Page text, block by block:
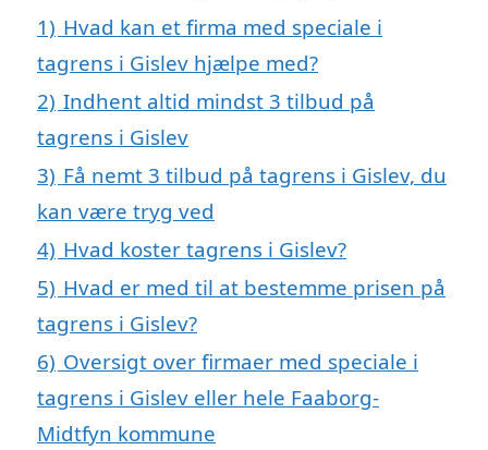
1) Hvad kan et firma med speciale i
tagrens i Gislev hjælpe med?
2) Indhent altid mindst 3 tilbud på
tagrens i Gislev
3) Få nemt 3 tilbud på tagrens i Gislev, du
kan være tryg ved
4) Hvad koster tagrens i Gislev?
5) Hvad er med til at bestemme prisen på
tagrens i Gislev?
6) Oversigt over firmaer med speciale i
tagrens i Gislev eller hele Faaborg-
Midtfyn kommune